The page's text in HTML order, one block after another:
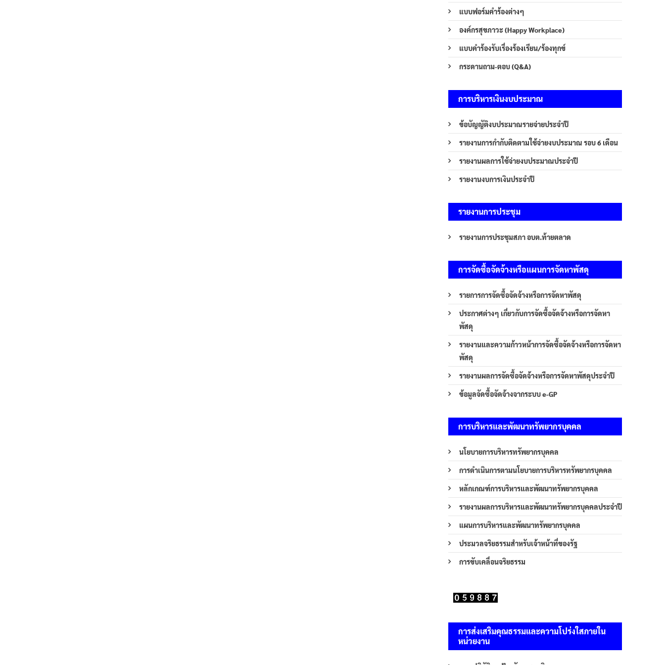
แบบฟอร์มคำร้องต่างๆ
องค์กรสุขภาวะ (Happy Workplace)
แบบคำร้องรับเรื่องร้องเรียน/ร้องทุกข์
กระดานถาม-ตอบ (Q&A)
การบริหารเงินงบประมาณ
ข้อบัญญัติงบประมาณรายจ่ายประจำปี
รายงานการกำกับติดตามใช้จ่ายงบประมาณ รอบ 6 เดือน
รายงานผลการใช้จ่ายงบประมาณประจำปี
รายงานงบการเงินประจำปี
รายงานการประชุม
รายงานการประชุมสภา อบต.ท้ายตลาด
การจัดซื้อจัดจ้างหรือแผนการจัดหาพัสดุ
รายการการจัดซื้อจัดจ้างหรือการจัดหาพัสดุ
ประกาศต่างๆ เกี่ยวกับการจัดซื้อจัดจ้างหรือการจัดหา
พัสดุ
รายงานและความก้าวหน้าการจัดซื้อจัดจ้างหรือการจัดหา
พัสดุ
รายงานผลการจัดซื้อจัดจ้างหรือการจัดหาพัสดุประจำปี
ข้อมูลจัดซื้อจัดจ้างจากระบบ e-GP
การบริหารและพัฒนาทรัพยากรบุคคล
นโยบายการบริหารทรัพยากรบุคคล
การดำเนินการตามนโยบายการบริหารทรัพยากรบุคคล
หลักเกณฑ์การบริหารและพัฒนาทรัพยากรบุคคล
รายงานผลการบริหารและพัฒนาทรัพยากรบุคคลประจำปี
แผนการบริหารและพัฒนาทรัพยากรบุคคล
ประมวลจริยธรรมสำหรับเจ้าหน้าที่ของรัฐ
การขับเคลื่อนจริยธรรม
การส่งเสริมคุณธรรมและความโปร่งใสภายใน
หน่วยงาน